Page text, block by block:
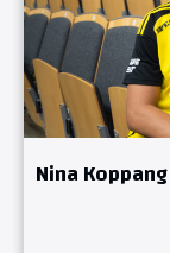
Nina